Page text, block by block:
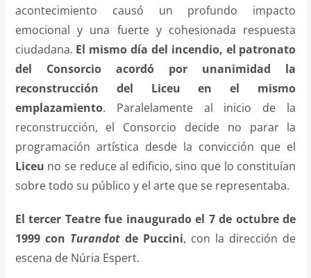
acontecimiento causó un profundo impacto
emocional y una fuerte y cohesionada respuesta
ciudadana. El mismo día del incendio, el patronato
del Consorcio acordó por unanimidad la
reconstrucción del Liceu en el mismo
emplazamiento. Paralelamente al inicio de la
reconstrucción, el Consorcio decide no parar la
programación artística desde la convicción que el
Liceu no se reduce al edificio, sino que lo constituían
sobre todo su público y el arte que se representaba.
El tercer Teatre fue inaugurado el 7 de octubre de
1999 con Turandotde Puccini, con la dirección de
escena de Núria Espert.